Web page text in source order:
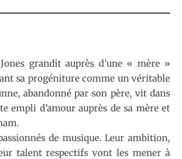
grandit auprès d’une « mère »
sa progéniture comme un véritable
abandonné par son père, vit dans
empli d’amour auprès de sa mère et
de musique. Leur ambition,
talent respectifs vont les mener à